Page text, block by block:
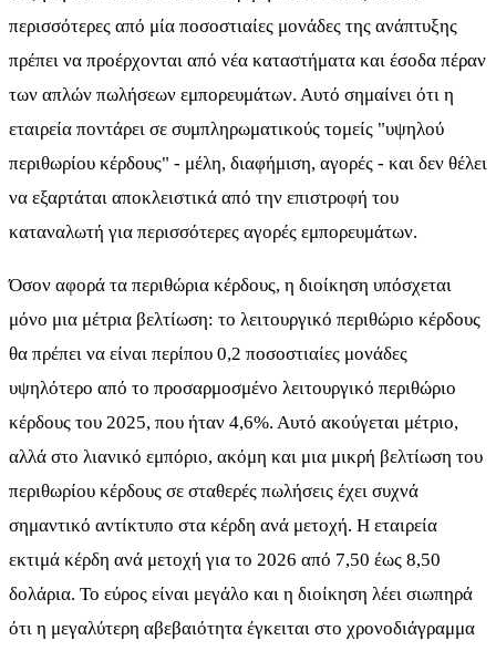
περισσότερες από μία ποσοστιαίες μονάδες της ανάπτυξης
πρέπει να προέρχονται από νέα καταστήματα και έσοδα πέραν
των απλών πωλήσεων εμπορευμάτων. Αυτό σημαίνει ότι η
εταιρεία ποντάρει σε συμπληρωματικούς τομείς "υψηλού
περιθωρίου κέρδους" - μέλη, διαφήμιση, αγορές - και δεν θέλει
να εξαρτάται αποκλειστικά από την επιστροφή του
καταναλωτή για περισσότερες αγορές εμπορευμάτων.
Όσον αφορά τα περιθώρια κέρδους, η διοίκηση υπόσχεται
μόνο μια μέτρια βελτίωση: το λειτουργικό περιθώριο κέρδους
θα πρέπει να είναι περίπου 0,2 ποσοστιαίες μονάδες
υψηλότερο από το προσαρμοσμένο λειτουργικό περιθώριο
κέρδους του 2025, που ήταν 4,6%. Αυτό ακούγεται μέτριο,
αλλά στο λιανικό εμπόριο, ακόμη και μια μικρή βελτίωση του
περιθωρίου κέρδους σε σταθερές πωλήσεις έχει συχνά
σημαντικό αντίκτυπο στα κέρδη ανά μετοχή. Η εταιρεία
εκτιμά κέρδη ανά μετοχή για το 2026 από 7,50 έως 8,50
δολάρια. Το εύρος είναι μεγάλο και η διοίκηση λέει σιωπηρά
ότι η μεγαλύτερη αβεβαιότητα έγκειται στο χρονοδιάγραμμα